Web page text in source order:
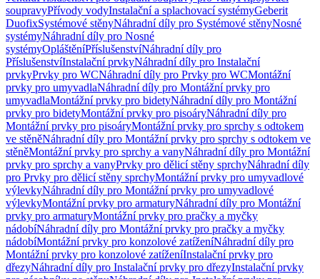
soupravyPřívody vodyInstalační a splachovací systémyGeberit
DuofixSystémové stěnyNáhradní díly pro Systémové stěnyNosné
systémyNáhradní díly pro Nosné
systémyOpláštěníPříslušenstvíNáhradní díly pro
PříslušenstvíInstalační prvkyNáhradní díly pro Instalační
prvkyPrvky pro WCNáhradní díly pro Prvky pro WCMontážní
prvky pro umyvadlaNáhradní díly pro Montážní prvky pro
umyvadlaMontážní prvky pro bidetyNáhradní díly pro Montážní
prvky pro bidetyMontážní prvky pro pisoáryNáhradní díly pro
Montážní prvky pro pisoáryMontážní prvky pro sprchy s odtokem
ve stěněNáhradní díly pro Montážní prvky pro sprchy s odtokem ve
stěněMontážní prvky pro sprchy a vanyNáhradní díly pro Montážní
prvky pro sprchy a vanyPrvky pro dělicí stěny sprchyNáhradní díly
pro Prvky pro dělicí stěny sprchyMontážní prvky pro umyvadlové
výlevkyNáhradní díly pro Montážní prvky pro umyvadlové
výlevkyMontážní prvky pro armaturyNáhradní díly pro Montážní
prvky pro armaturyMontážní prvky pro pračky a myčky
nádobíNáhradní díly pro Montážní prvky pro pračky a myčky
nádobíMontážní prvky pro konzolové zatíženíNáhradní díly pro
Montážní prvky pro konzolové zatíženíInstalační prvky pro
dřezyNáhradní díly pro Instalační prvky pro dřezyInstalační prvky